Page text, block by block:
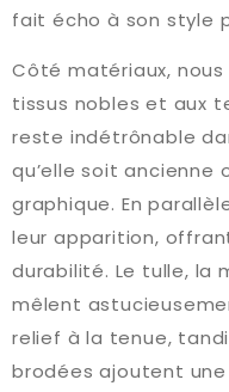
fait écho à son style
Côté matériaux,
tissus nobles et aux
reste indétrônable
qu’elle soit ancienne
graphique. En
leur apparition,
durabilité. Le tulle, la
mêlent
relief à la tenue,
brodées ajoutent